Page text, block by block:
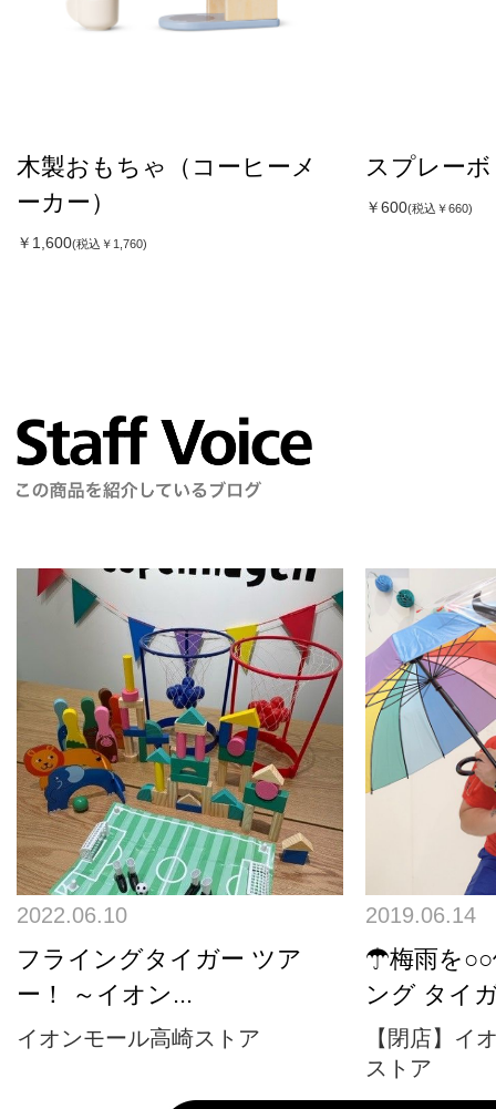
木製おもちゃ（コーヒーメ
ーカー）
￥1,600(税込￥1,760)
スプレー
￥600(税込￥660)
2022.06.10
フライングタイガー ツア
ー！ ～イオン...
イオンモール高崎ストア
2019.06.14
☂梅雨を○○
ング タイ
【閉店】イ
ストア